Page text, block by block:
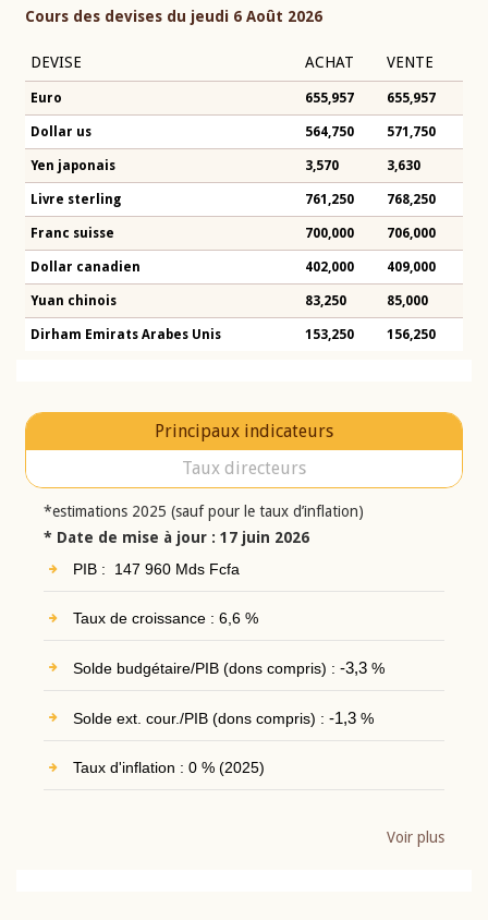
Cours des devises du jeudi 6 Août 2026
DEVISE ACHAT VENTE
Euro 655,957 655,957
Dollar us 564,750 571,750
Yen japonais 3,570 3,630
Livre sterling 761,250 768,250
Franc suisse 700,000 706,000
Dollar canadien 402,000 409,000
Yuan chinois 83,250 85,000
Dirham Emirats Arabes Unis 153,250 156,250
Principaux indicateurs
Taux directeurs
*estimations 2025 (sauf pour le taux d’inflation)
* Date de mise à jour : 17 juin 2026
PIB : 147 960 Mds Fcfa
Taux de croissance : 6,6 %
Solde budgétaire/PIB (dons compris) : -3,3%
Solde ext. cour./PIB (dons compris) : -1,3%
Taux d'inflation : 0 % (2025)
Voir plus